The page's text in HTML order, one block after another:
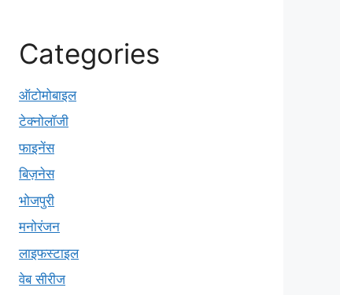
Categories
ऑटोमोबाइल
टेक्नोलॉजी
फाइनेंस
बिज़नेस
भोजपुरी
मनोरंजन
लाइफस्टाइल
वेब सीरीज